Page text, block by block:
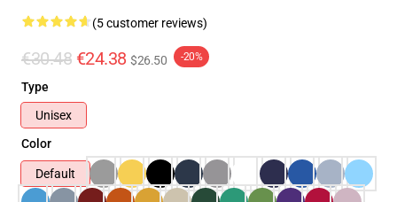
(5 customer reviews)
€30.48 €24.38 $26.50 -20%
Type
Unisex
Color
Default